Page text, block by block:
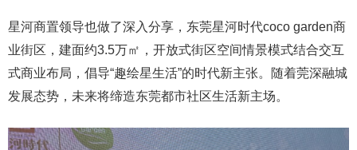
星河商置领导也做了深入分享，东莞星河时代coco garden商
业街区，建面约3.5万㎡，开放式街区空间情景模式结合交互
式商业布局，倡导“趣绘星生活”的时代新主张。随着莞深融城
发展态势，未来将缔造东莞都市社区生活新主场。